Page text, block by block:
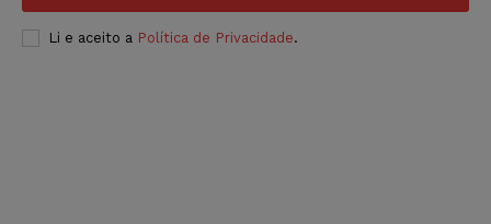
Li e aceito a Política de Privacidade.